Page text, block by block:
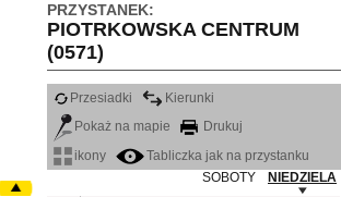
PRZYSTANEK:
PIOTRKOWSKA CENTRUM
(0571)
Przesiadki
Kierunki
Pokaż na mapie
Drukuj
ikony
Tabliczka jak na przystanku
SOBOTY
NIEDZIELA